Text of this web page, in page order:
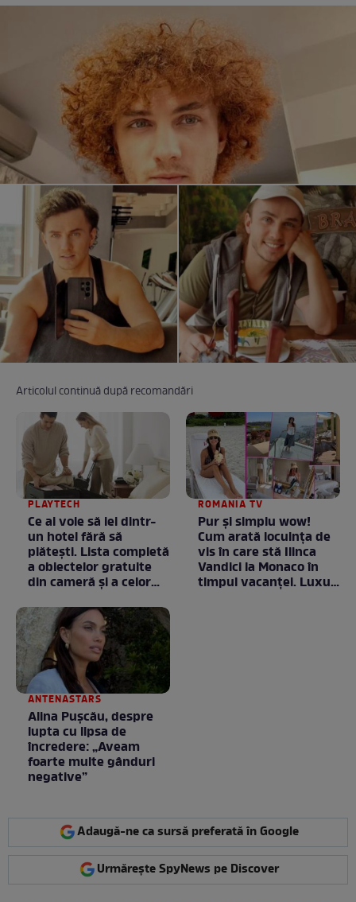
Articolul continuă după recomandări
PLAYTECH
Ce ai voie să iei dintr-
un hotel fără să
plătești. Lista completă
a obiectelor gratuite
din cameră și a celor
proprietatea unității
ROMANIA TV
Pur și simplu wow!
Cum arată locuința de
vis în care stă Ilinca
Vandici la Monaco în
timpul vacanței. Luxul
ANTENASTARS
Alina Pușcău, despre
lupta cu lipsa de
încredere: „Aveam
foarte multe gânduri
negative”
Adaugă-ne ca sursă preferată în Google
Urmărește SpyNews pe Discover